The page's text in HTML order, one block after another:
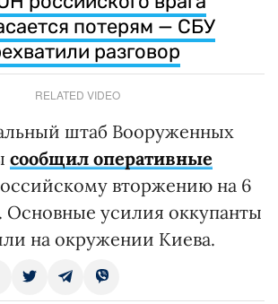
потерям — СБУ
разговор
RELATED VIDEO
штаб Вооруженных
сообщил оперативные
вторжению на 6
Основные усилия оккупанты
на окружении Киева.